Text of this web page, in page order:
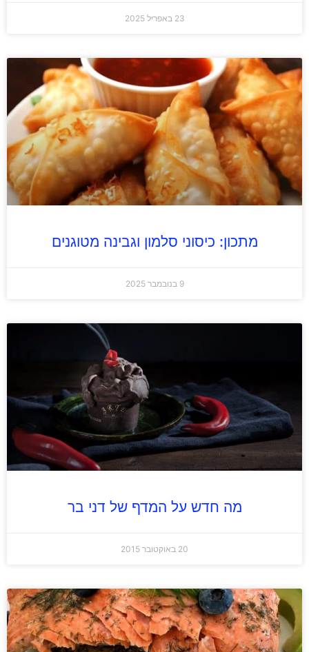
23 באפריל 2025
מתכון: כיסוני סלמון וגבינה מטוגנים
9 בנובמבר 2025
מה חדש על המדף של דני בר
20 באוקטובר 2015